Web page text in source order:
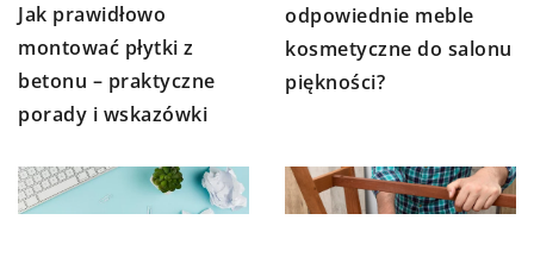
Jak prawidłowo
montować płytki z
betonu – praktyczne
porady i wskazówki
odpowiednie meble
kosmetyczne do salonu
piękności?